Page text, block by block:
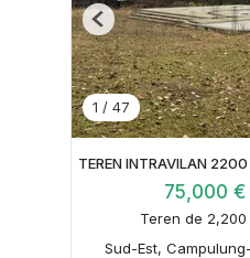
1 / 47
Previous
TEREN INTRAVILAN
75,000 €
Teren de
Sud-Est,